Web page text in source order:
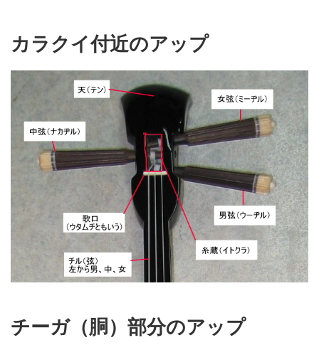
カラクイ付近のアップ
チーガ（胴）部分のアップ